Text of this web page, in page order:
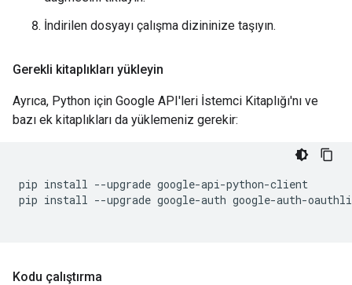
İndirilen dosyayı çalışma dizininize taşıyın.
Gerekli kitaplıkları yükleyin
Ayrıca, Python için Google API'leri İstemci Kitaplığı'nı ve
bazı ek kitaplıkları da yüklemeniz gerekir:
pip install --upgrade google-api-python-client
pip install --upgrade google-auth google-auth-
Kodu çalıştırma